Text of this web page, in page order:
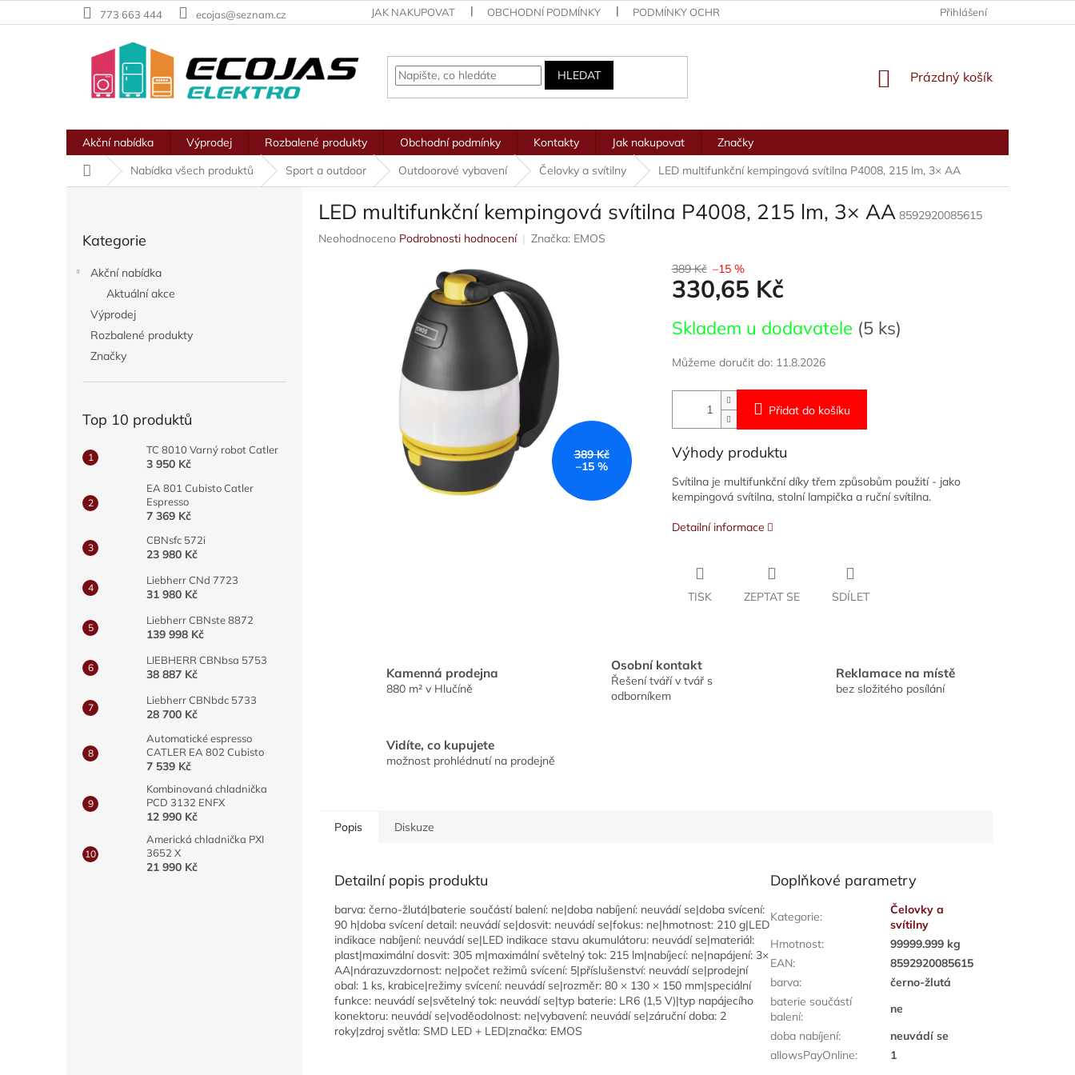
na
773 663 444 ecojas@seznam.cz JAK NAKUPOVAT OBCHODNÍ PODMÍNKY PODMÍNKY OCHRANY OSOBNÍCH ÚDAJŮ Přihlášení
HLEDAT
NÁKUPNÍ
Prázdný košík
Akční nabídka Výprodej Rozbalené produkty Obchodní podmínky Kontakty Jak nakupovat
Značky
Domů
Nabídka všech produktů Sport a outdoor Outdoorové vybavení Čelovky a svítilny LED multifunkční kempingová svítilna P4008, 215 lm, 3× AA
kategorie
Kategorie
Akční nabídka
Aktuální akce
Výprodej
Rozbalené produkty
Značky
Top 10 produktů
TC 8010 Varný robot Catler
3 950 Kč
EA 801 Cubisto Catler
Espresso
7 369 Kč
CBNsfc 572i
23 980 Kč
Liebherr CNd 7723
31 980 Kč
Liebherr CBNste 8872
139 998 Kč
LIEBHERR CBNbsa 5753
38 887 Kč
Liebherr CBNbdc 5733
28 700 Kč
Automatické espresso
CATLER EA 802 Cubisto
7 539 Kč
Kombinovaná chladnička
PCD 3132 ENFX
12 990 Kč
Americká chladnička PXI
3652 X
21 990 Kč
LED multifunkční kempingová svítilna P4008, 215 lm, 3× AA 8592920085615
Průměrné
Neohodnoceno Podrobnosti hodnocení Značka: EMOS
389 Kč
–15 %
389 Kč –15 %
330,65 Kč
cena:
Skladem u dodavatele (5 ks)
Můžeme doručit do: 11.8.2026
Přidat do košíku
Výhody produktu
Svítilna je multifunkční díky třem způsobům použití - jako
kempingová svítilna, stolní lampička a ruční svítilna.
Detailní informace
TISK ZEPTAT SE SDÍLET
Kamenná prodejna
880 m² v Hlučíně
Osobní kontakt
Řešení tváří v tvář s
odborníkem
Reklamace na místě
bez složitého posílání
Vidíte, co kupujete
možnost prohlédnutí na prodejně
Popis Diskuze
Detailní popis produktu
barva: černo-žlutá|baterie součástí balení: ne|doba nabíjení: neuvádí se|doba svícení:
90 h|doba svícení detail: neuvádí se|dosvit: neuvádí se|fokus: ne|hmotnost: 210 g|LED
indikace nabíjení: neuvádí se|LED indikace stavu akumulátoru: neuvádí se|materiál:
plast|maximální dosvit: 305 m|maximální světelný tok: 215 lm|nabíjecí: ne|napájení: 3×
AA|nárazuvzdornost: ne|počet režimů svícení: 5|příslušenství: neuvádí se|prodejní
obal: 1 ks, krabice|režimy svícení: neuvádí se|rozměr: 80 × 130 × 150 mm|speciální
funkce: neuvádí se|světelný tok: neuvádí se|typ baterie: LR6 (1,5 V)|typ napájecího
konektoru: neuvádí se|voděodolnost: ne|vybavení: neuvádí se|záruční doba: 2
roky|zdroj světla: SMD LED + LED|značka: EMOS
Doplňkové parametry
Kategorie:
Čelovky a
svítilny
Hmotnost:
99999.999 kg
EAN:
8592920085615
barva:
černo-žlutá
baterie součástí
balení:
ne
doba nabíjení:
neuvádí se
allowsPayOnline: 1